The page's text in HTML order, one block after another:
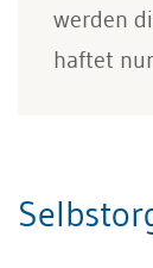
werden
haftet